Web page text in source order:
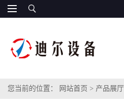
您当前的位置： 网站首页 > 产品展厅